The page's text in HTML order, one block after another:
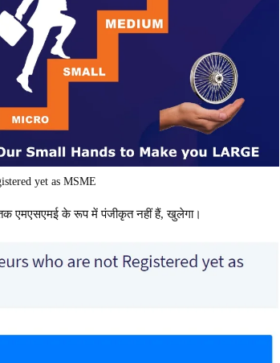
yet as MSME
एमएसएमई के रूप में पंजीकृत नहीं हैं, खुलेगा।